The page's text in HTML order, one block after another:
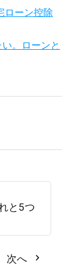
ローン控除
。ローンと
と5つ
次へ